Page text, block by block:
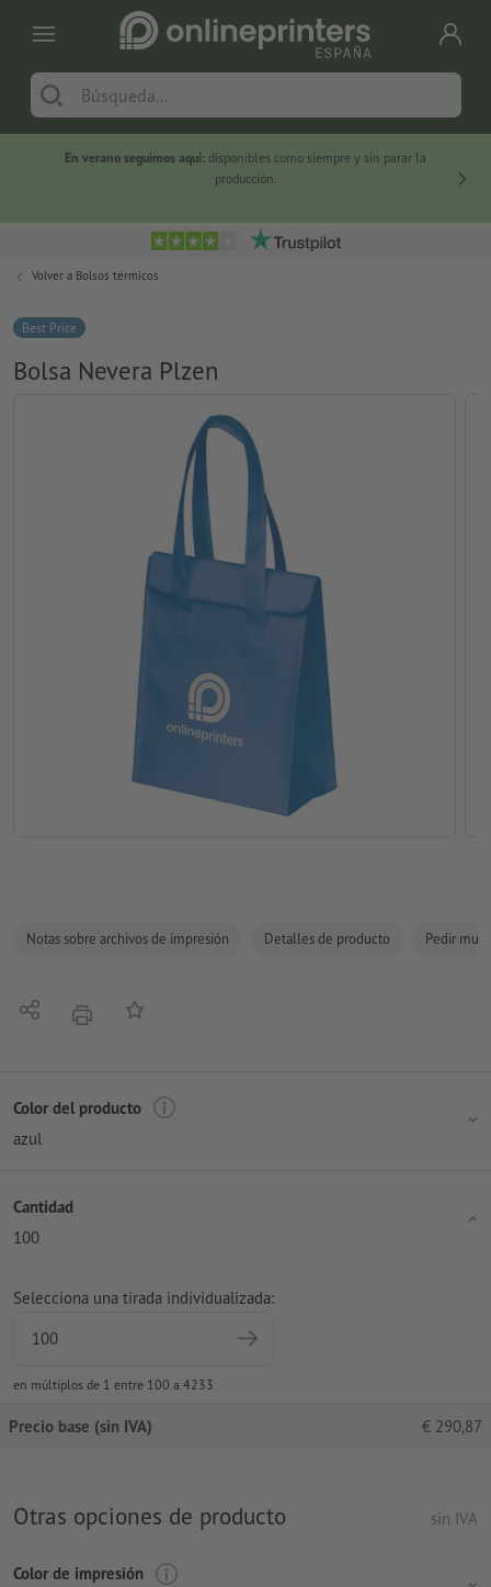
En verano seguimos aquí: disponibles como siempre y sin parar la
producción.
Volver a Bolsos térmicos
Best Price
Bolsa Nevera Plzen
Notas sobre archivos de impresión Detalles de producto Pedir
CompartirimprimirAñadir a lista de favoritos
Color del producto
azul
Cantidad
100
Selecciona una tirada individualizada:
en múltiplos de 1 entre 100 a 4233
Precio base (sin IVA) € 290,87
Otras opciones de producto sin IVA
Color de impresión